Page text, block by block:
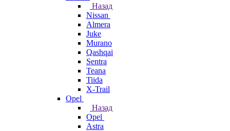
Назад
Nissan
Almera
Juke
Murano
Qashqai
Sentra
Teana
Tiida
X-Trail
Opel
Назад
Opel
Astra